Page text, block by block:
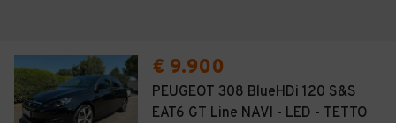
€ 9.900
PEUGEOT 308 BlueHDi 120 S&S
EAT6 GT Line NAVI - LED - TETTO